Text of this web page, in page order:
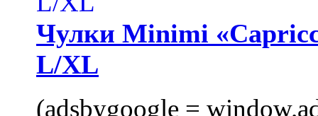
Чулки Minimi
L/XL
(adsbygoogle =